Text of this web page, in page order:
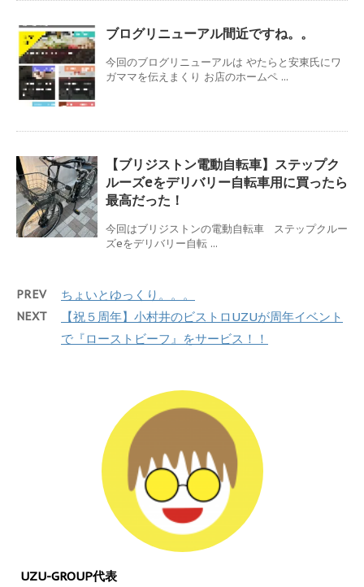
ブログリニューアル間近ですね。。
今回のブログリニューアルは やたらと安東氏にワ
ガママを伝えまくり お店のホームペ ...
【ブリジストン電動自転車】ステップク
ルーズeをデリバリー自転車用に買ったら
最高だった！
今回はブリジストンの電動自転車 ステップクルー
ズeをデリバリー自転 ...
PREV ちょいとゆっくり。。。
NEXT
【祝５周年】小村井のビストロUZUが周年イベント
で『ローストビーフ』をサービス！！
UZU-GROUP代表